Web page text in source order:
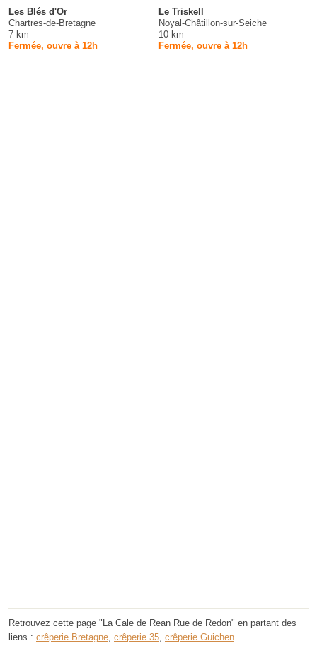
Les Blés d'Or
Chartres-de-Bretagne
7 km
Fermée, ouvre à 12h
Le Triskell
Noyal-Châtillon-sur-Seiche
10 km
Fermée, ouvre à 12h
Retrouvez cette page "La Cale de Rean Rue de Redon" en partant des
liens : crêperie Bretagne crêperie 35 crêperie Guichen